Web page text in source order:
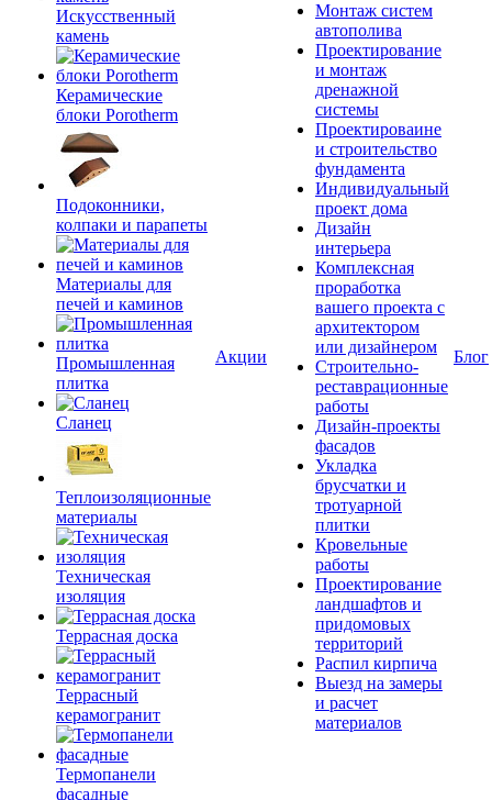
Искусственный
камень
Керамические
блоки Porotherm
Подоконники,
колпаки и парапеты
Материалы для
печей и каминов
Промышленная
плитка
Сланец
Теплоизоляционные
материалы
Техническая
изоляция
Террасная доска
Террасный
керамогранит
Термопанели
фасадные
Акции
Монтаж систем
автополива
Проектирование
и монтаж
дренажной
системы
Проектироваине
и строительство
фундамента
Индивидуальный
проект дома
Дизайн
интерьера
Комплексная
проработка
вашего проекта с
архитектором
или дизайнером
Строительно-
реставрационные
работы
Дизайн-проекты
фасадов
Укладка
брусчатки и
тротуарной
плитки
Кровельные
работы
Проектирование
ландшафтов и
придомовых
территорий
Распил кирпича
Выезд на замеры
и расчет
материалов
Блог